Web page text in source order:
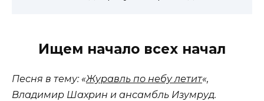
Ищем начало всех начал
Песня в тему: «Журавль по небу летит«,
Владимир Шахрин и ансамбль Изумруд.